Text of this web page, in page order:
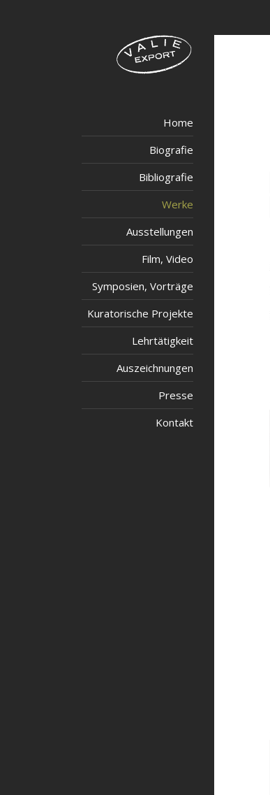
Home
Biografie
Bibliografie
Werke
Ausstellungen
Film, Video
Symposien, Vorträge
Kuratorische Projekte
Lehrtätigkeit
Auszeichnungen
Presse
Kontakt